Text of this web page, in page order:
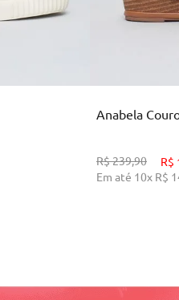
Anabela
R$239,90 R$
Em até 10x R$